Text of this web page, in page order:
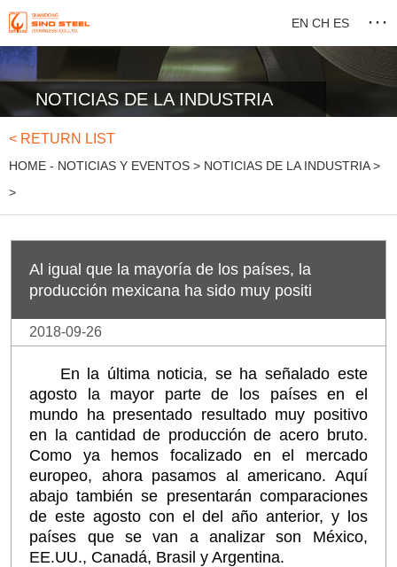
EN CH ES ···
NOTICIAS DE LA INDUSTRIA
< RETURN LIST
HOME - NOTICIAS Y EVENTOS > NOTICIAS DE LA INDUSTRIA>
>
Al igual que la mayoría de los países, la
producción mexicana ha sido muy positi
2018-09-26
En la última noticia, se ha señalado este
agosto la mayor parte de los países en el
mundo ha presentado resultado muy positivo
en la cantidad de producción de acero bruto.
Como ya hemos focalizado en el mercado
europeo, ahora pasamos al americano. Aquí
abajo también se presentarán comparaciones
de este agosto con el del año anterior, y los
países que se van a analizar son México,
EE.UU., Canadá, Brasil y Argentina.